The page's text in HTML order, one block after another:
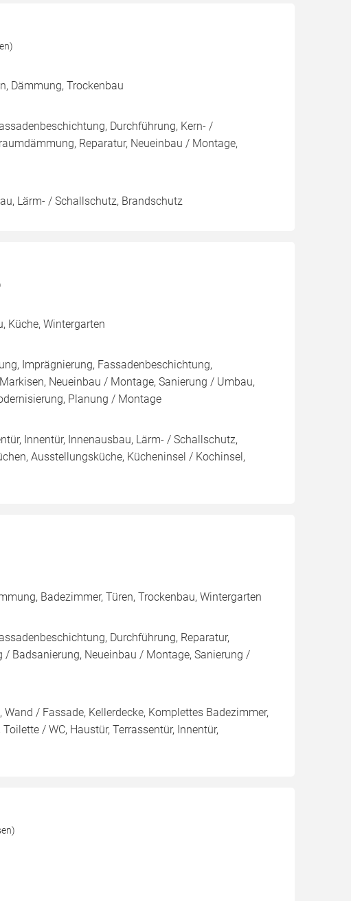
Dämmung, Trockenbau
Durchführung, Kern- /
Reparatur, Neueinbau / Montage,
Lärm- / Schallschutz, Brandschutz
Küche, Wintergarten
Imprägnierung, Fassadenbeschichtung,
Neueinbau / Montage, Sanierung / Umbau,
Planung / Montage
Innentür, Innenausbau, Lärm- / Schallschutz,
Ausstellungsküche, Kücheninsel / Kochinsel,
Badezimmer, Türen, Trockenbau, Wintergarten
Durchführung, Reparatur,
Badsanierung, Neueinbau / Montage, Sanierung /
/ Fassade, Kellerdecke, Komplettes Badezimmer,
/ WC, Haustür, Terrassentür, Innentür,